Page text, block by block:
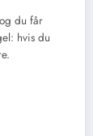
du får
hvis du